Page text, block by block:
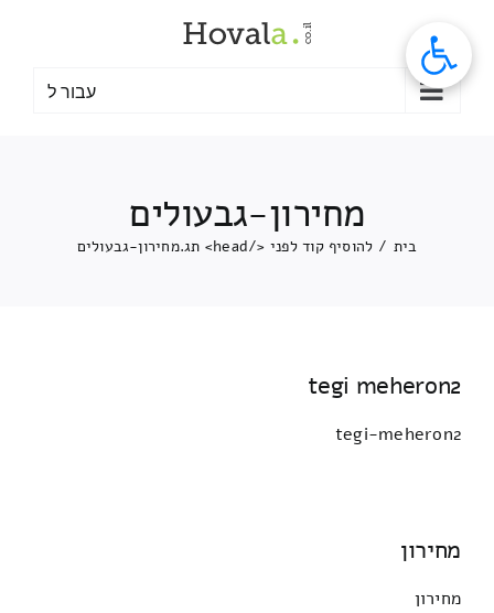
עבור ל
מחירון-גבעולים
בית / להוסיף קוד לפני </head> תג. מחירון-גבעולים
tegi meheron2
tegi-meheron2
מחירון
מחירון